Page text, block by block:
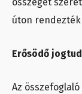
összeget
úton
Erősödő
Az